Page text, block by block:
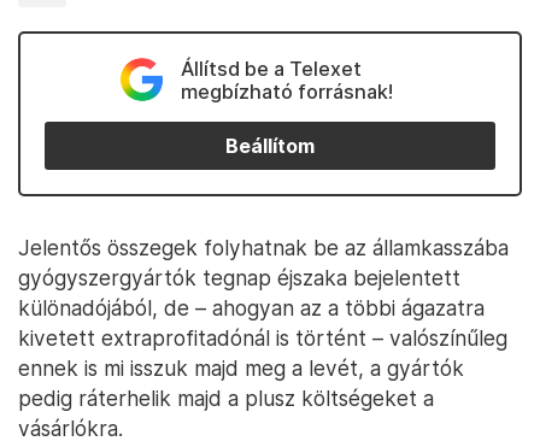
Állítsd be a Telexet
megbízható forrásnak!
Beállítom
Jelentős összegek folyhatnak be az államkasszába
gyógyszergyártók tegnap éjszaka bejelentett
különadójából, de – ahogyan az a többi ágazatra
kivetett extraprofitadónál is történt – valószínűleg
ennek is mi isszuk majd meg a levét, a gyártók
pedig ráterhelik majd a plusz költségeket a
vásárlókra.